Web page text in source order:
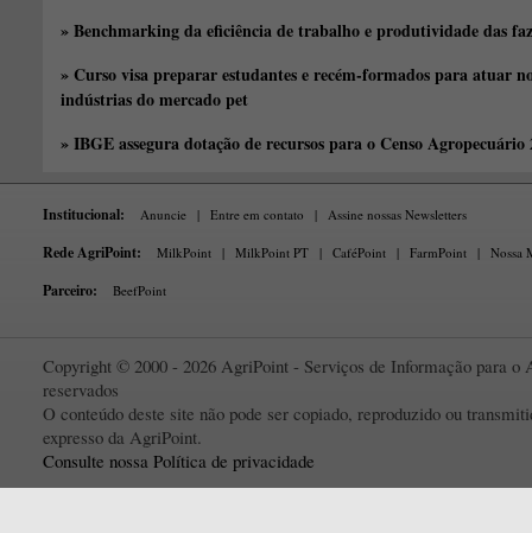
» Benchmarking da eficiência de trabalho e produtividade das
» Curso visa preparar estudantes e recém-formados para atuar
indústrias do mercado pet
» IBGE assegura dotação de recursos para o Censo Agropecuário
Institucional: Anuncie | Entre em contato | Assine nossas Newsletters
Rede AgriPoint: MilkPoint | MilkPoint PT | CaféPoint | FarmPoint | Nossa
Parceiro: BeefPoint
Copyright © 2000 - 2026 AgriPoint - Serviços de Informação para o
reservados
O conteúdo deste site não pode ser copiado, reproduzido ou
expresso da AgriPoint.
Consulte nossa Política de privacidade